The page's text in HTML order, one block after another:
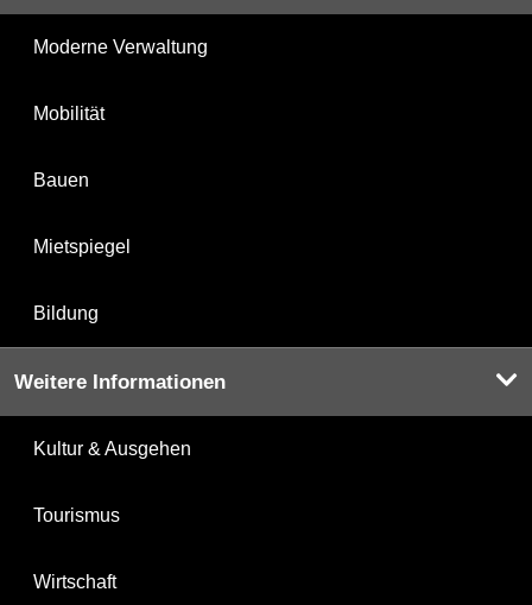
Moderne Verwaltung
Mobilität
Bauen
Mietspiegel
Bildung
Weitere Informationen
Kultur & Ausgehen
Tourismus
Wirtschaft